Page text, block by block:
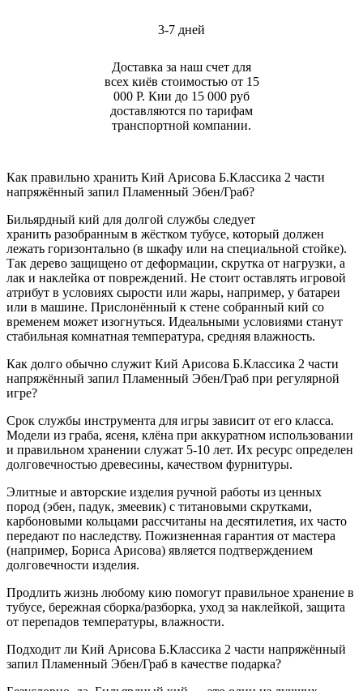
3-7 дней
Доставка за наш счет для
всех киёв стоимостью от 15
000 Р. Кии до 15 000 руб
доставляются по тарифам
транспортной компании.
Как правильно хранить Кий Арисова Б.Классика 2 части
напряжённый запил Пламенный Эбен/Граб?
Бильярдный кий для долгой службы следует
хранить разобранным в жёстком тубусе, который должен
лежать горизонтально (в шкафу или на специальной стойке).
Так дерево защищено от деформации, скрутка от нагрузки, а
лак и наклейка от повреждений. Не стоит оставлять игровой
атрибут в условиях сырости или жары, например, у батареи
или в машине. Прислонённый к стене собранный кий со
временем может изогнуться. Идеальными условиями станут
стабильная комнатная температура, средняя влажность.
Как долго обычно служит Кий Арисова Б.Классика 2 части
напряжённый запил Пламенный Эбен/Граб при регулярной
игре?
Срок службы инструмента для игры зависит от его класса.
Модели из граба, ясеня, клёна при аккуратном использовании
и правильном хранении служат 5-10 лет. Их ресурс определен
долговечностью древесины, качеством фурнитуры.
Элитные и авторские изделия ручной работы из ценных
пород (эбен, падук, змеевик) с титановыми скрутками,
карбоновыми кольцами рассчитаны на десятилетия, их часто
передают по наследству. Пожизненная гарантия от мастера
(например, Бориса Арисова) является подтверждением
долговечности изделия.
Продлить жизнь любому кию помогут правильное хранение в
тубусе, бережная сборка/разборка, уход за наклейкой, защита
от перепадов температуры, влажности.
Подходит ли Кий Арисова Б.Классика 2 части напряжённый
запил Пламенный Эбен/Граб в качестве подарка?